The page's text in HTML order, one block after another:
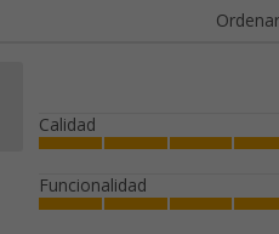
Calidad
Funcionalidad